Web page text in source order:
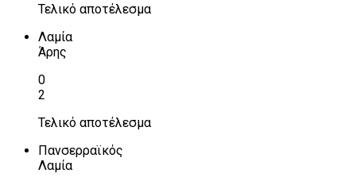
Τελικό αποτέλεσμα
Λαμία
Άρης
0
2
Τελικό αποτέλεσμα
Πανσερραϊκός
Λαμία